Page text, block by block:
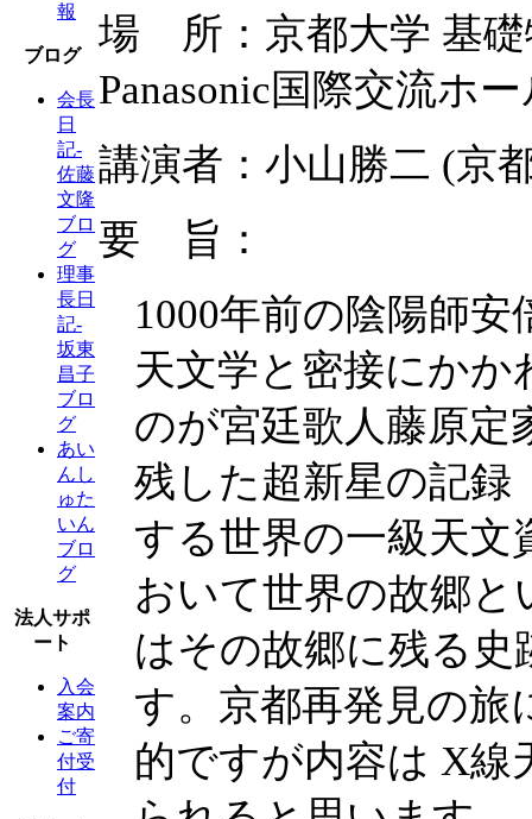
報
ブログ
会長
日
記-
佐藤
文隆
ブロ
グ
理事
長日
記-
坂東
昌子
ブロ
グ
あい
んし
ゅた
いん
ブロ
グ
法人サポ
ート
入会
案内
ご寄
付受
付
場 所：京都大学 基礎
Panasonic国際交流ホ
講演者：小山勝二 (京
要 旨：
1000年前の陰陽師
天文学と密接にか
のが宮廷歌人藤原定
残した超新星の記録
する世界の一級天文
おいて世界の故郷
はその故郷に残る史
す。京都再発見の旅
的ですが内容は X線